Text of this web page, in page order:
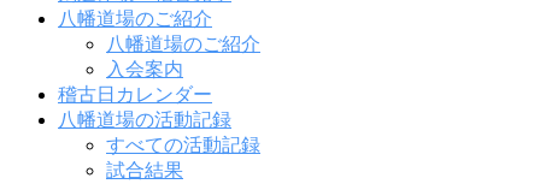
八幡道場のご紹介
八幡道場のご紹介
入会案内
稽古日カレンダー
八幡道場の活動記録
すべての活動記録
試合結果